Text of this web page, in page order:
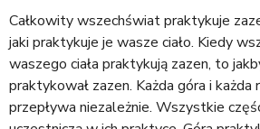
Całkowity wszechświat praktykuje
jaki praktykuje je wasze ciało. Kiedy
waszego ciała praktykują zazen, to
praktykował zazen. Każda góra i każda
przepływa niezależnie. Wszystkie